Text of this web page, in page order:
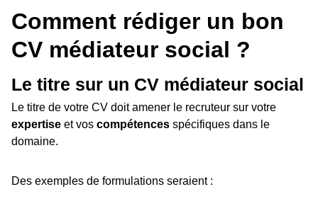
Comment rédiger un bon
CV médiateur social ?
Le titre sur un CV médiateur social
Le titre de votre CV doit amener le recruteur sur votre
expertise et vos compétences spécifiques dans le
domaine.
Des exemples de formulations seraient :